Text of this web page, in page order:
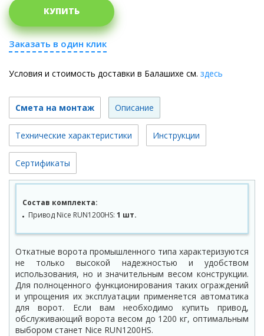
КУПИТЬ
Заказать в один клик
Условия и стоимость доставки в Балашихе см. здесь
Смета на монтаж Описание
Технические характеристики Инструкции
Сертификаты
Состав комплекта:
Привод Nice RUN1200HS: 1 шт.
Откатные ворота промышленного типа характеризуются
не только высокой надежностью и удобством
использования, но и значительным весом конструкции.
Для полноценного функционирования таких ограждений
и упрощения их эксплуатации применяется автоматика
для ворот. Если вам необходимо купить привод,
обслуживающий ворота весом до 1200 кг, оптимальным
выбором станет Nice RUN1200HS.